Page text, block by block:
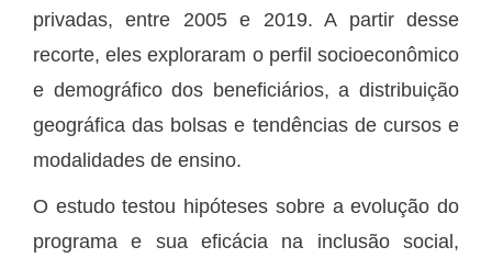
privadas, entre 2005 e 2019. A partir desse
recorte, eles exploraram o perfil socioeconômico
e demográfico dos beneficiários, a distribuição
geográfica das bolsas e tendências de cursos e
modalidades de ensino.
O estudo testou hipóteses sobre a evolução do
programa e sua eficácia na inclusão social,